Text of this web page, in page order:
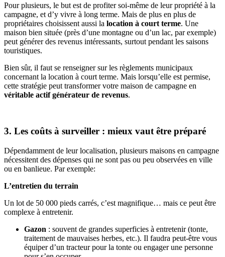
Pour plusieurs, le but est de profiter soi-même de leur propriété à la
campagne, et d’y vivre à long terme. Mais de plus en plus de
propriétaires choisissent aussi la location à court terme. Une
maison bien située (près d’une montagne ou d’un lac, par exemple)
peut générer des revenus intéressants, surtout pendant les saisons
touristiques.
Bien sûr, il faut se renseigner sur les règlements municipaux
concernant la location à court terme. Mais lorsqu’elle est permise,
cette stratégie peut transformer votre maison de campagne en
véritable actif générateur de revenus.
3. Les coûts à surveiller : mieux vaut être préparé
Dépendamment de leur localisation, plusieurs maisons en campagne
nécessitent des dépenses qui ne sont pas ou peu observées en ville
ou en banlieue. Par exemple:
L’entretien du terrain
Un lot de 50 000 pieds carrés, c’est magnifique… mais ce peut être
complexe à entretenir.
Gazon : souvent de grandes superficies à entretenir (tonte,
traitement de mauvaises herbes, etc.). Il faudra peut-être vous
équiper d’un tracteur pour la tonte ou engager une personne